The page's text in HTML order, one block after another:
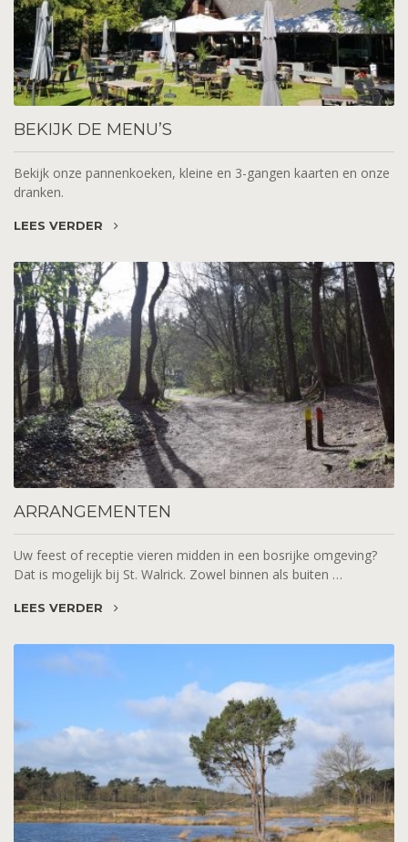
BEKIJK DE MENU’S
Bekijk onze pannenkoeken, kleine en 3-gangen kaarten en onze
dranken.
LEES VERDER
ARRANGEMENTEN
Uw feest of receptie vieren midden in een bosrijke omgeving?
Dat is mogelijk bij St. Walrick. Zowel binnen als buiten …
LEES VERDER